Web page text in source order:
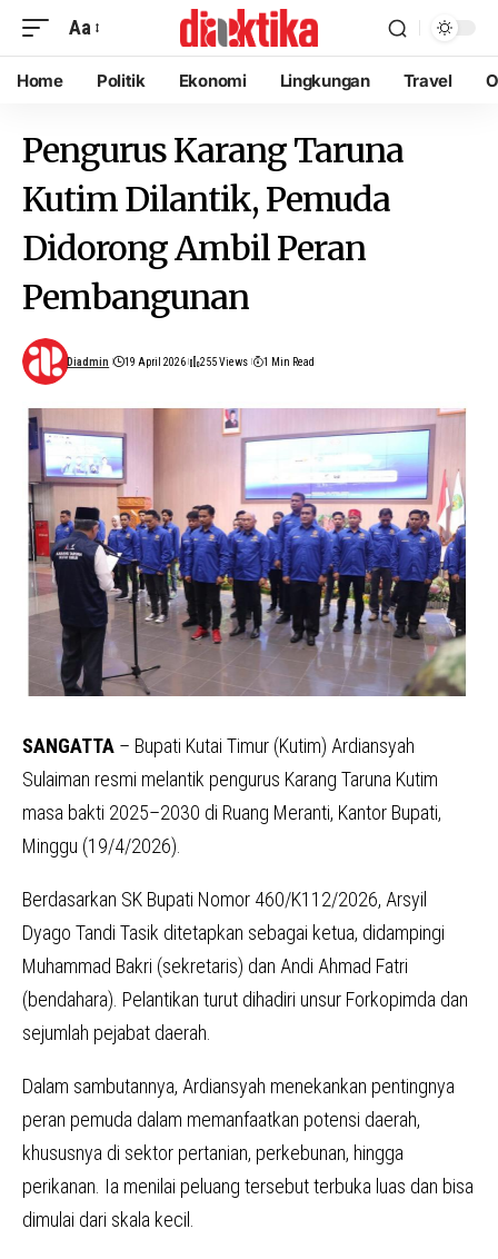
Aa
Home Politik Ekonomi Lingkungan Travel
Pengurus Karang Taruna
Kutim Dilantik, Pemuda
Didorong Ambil Peran
Pembangunan
Diadmin 19 April 2026 255 Views 1 Min Read
SANGATTA – Bupati Kutai Timur (Kutim) Ardiansyah
Sulaiman resmi melantik pengurus Karang Taruna Kutim
masa bakti 2025–2030 di Ruang Meranti, Kantor Bupati,
Minggu (19/4/2026).
Berdasarkan SK Bupati Nomor 460/K112/2026, Arsyil
Dyago Tandi Tasik ditetapkan sebagai ketua, didampingi
Muhammad Bakri (sekretaris) dan Andi Ahmad Fatri
(bendahara). Pelantikan turut dihadiri unsur Forkopimda dan
sejumlah pejabat daerah.
Dalam sambutannya, Ardiansyah menekankan pentingnya
peran pemuda dalam memanfaatkan potensi daerah,
khususnya di sektor pertanian, perkebunan, hingga
perikanan. Ia menilai peluang tersebut terbuka luas dan bisa
dimulai dari skala kecil.